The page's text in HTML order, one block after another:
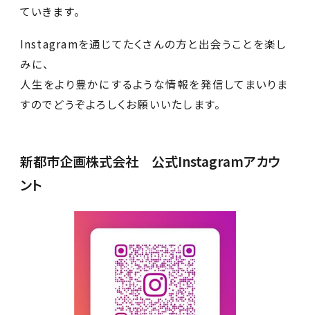
ていきます。
Instagramを通じてたくさんの方と出会うことを楽し
みに、
人生をより豊かにするような情報を発信してまいりま
すのでどうぞよろしくお願いいたします。
新都市企画株式会社 公式Instagramアカウ
ント